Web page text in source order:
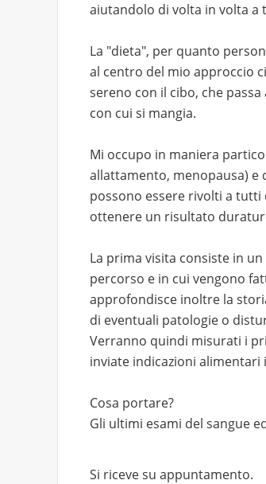
aiutandolo di volta in volta a
La "dieta", per quanto
al centro del mio approccio
sereno con il cibo, che
con cui si mangia.
Mi occupo in maniera
allattamento, menopausa) e
possono essere rivolti a
ottenere un risultato
La prima visita consiste in
percorso e in cui vengono
approfondisce inoltre la
di eventuali patologie o
Verranno quindi misurati i
inviate indicazioni
Cosa portare?
Gli ultimi esami del sangue
Si riceve su appuntamento.